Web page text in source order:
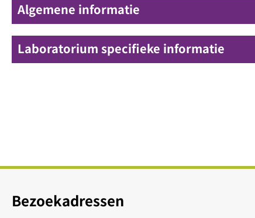
Algemene informatie
Laboratorium specifieke informatie
Bezoekadressen